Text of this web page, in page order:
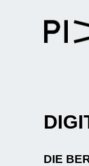
DIE